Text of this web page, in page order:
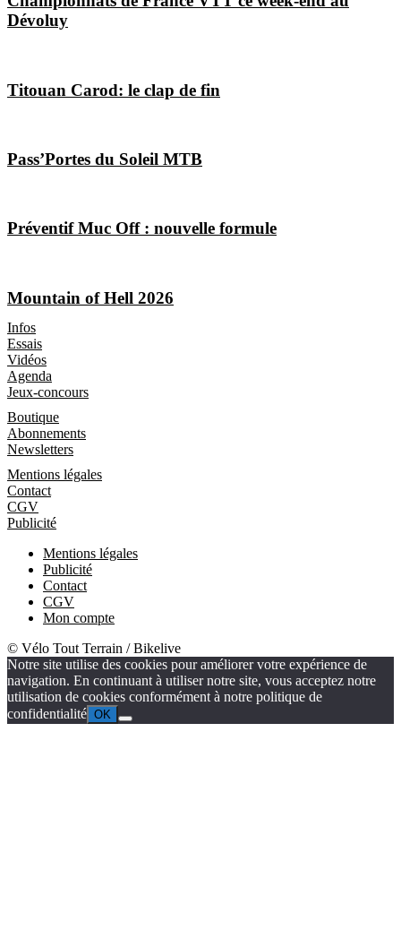
Dévoluy
Titouan Carod: le clap de fin
Pass’Portes du Soleil MTB
Préventif Muc Off : nouvelle formule
Mountain of Hell 2026
Infos
Essais
Vidéos
Agenda
Jeux-concours
Boutique
Abonnements
Newsletters
Mentions légales
Contact
CGV
Publicité
Mentions légales
Publicité
Contact
CGV
Mon compte
© Vélo Tout Terrain / Bikelive
Notre site utilise des cookies pour améliorer votre expérience de
navigation. En continuant à utiliser notre site, vous acceptez notre
utilisation de cookies conformément à notre politique de
confidentialité OK